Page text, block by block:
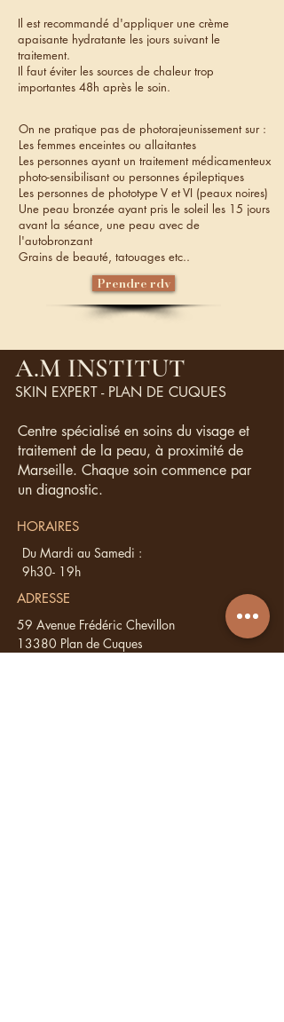
Il est recommandé d'appliquer une crème
apaisante hydratante les jours suivant le
traitement.
Il faut éviter les sources de chaleur trop
importantes 48h après le soin.
On ne pratique pas de photorajeunissement sur :
Les femmes enceintes ou allaitantes
Les personnes ayant un traitement médicamenteux
photo-sensibilisant ou personnes épileptiques
Les personnes de phototype V et VI (peaux noires)
Une peau bronzée ayant pris le soleil les 15 jours
avant la séance, une peau avec de
l'autobronzant
Grains de beauté, tatouages etc..
Prendre rdv
A.M INSTITUT
SKIN EXPERT - PLAN DE CUQUES
Centre spécialisé en soins du visage et
traitement de la peau, à proximité de
Marseille. Chaque soin commence par
un diagnostic.
HORAIRES
Du Mardi au Samedi :
9h30- 19h
ADRESSE
59 Avenue Frédéric Chevillon
13380 Plan de Cuques